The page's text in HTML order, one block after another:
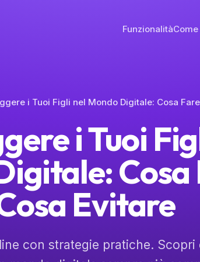
Funzionalità
i Tuoi
Cosa
Evitare
con strategie pratiche. Scopri